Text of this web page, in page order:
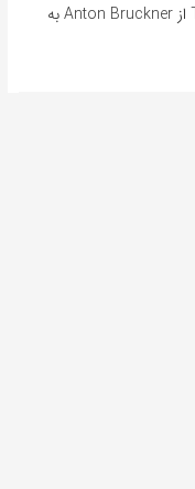
آهنگ آلمانی Tochterkomplex از Anton Bruckner به